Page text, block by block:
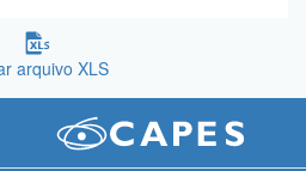
arquivo XLS